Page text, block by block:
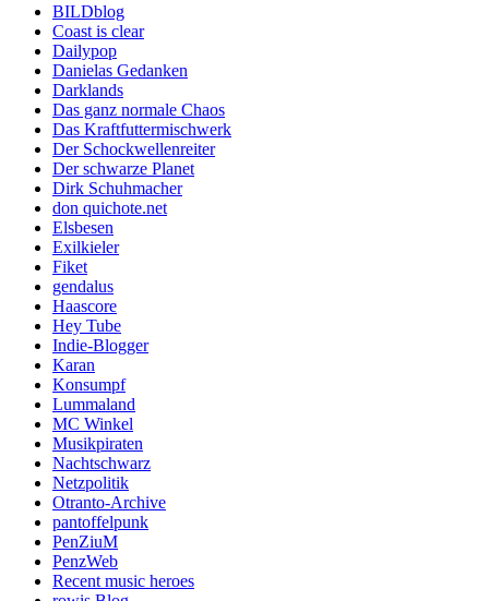
BILDblog
Coast is clear
Dailypop
Danielas Gedanken
Darklands
Das ganz normale Chaos
Das Kraftfuttermischwerk
Der Schockwellenreiter
Der schwarze Planet
Dirk Schuhmacher
don quichote.net
Elsbesen
Exilkieler
Fiket
gendalus
Haascore
Hey Tube
Indie-Blogger
Karan
Konsumpf
Lummaland
MC Winkel
Musikpiraten
Nachtschwarz
Netzpolitik
Otranto-Archive
pantoffelpunk
PenZiuM
PenzWeb
Recent music heroes